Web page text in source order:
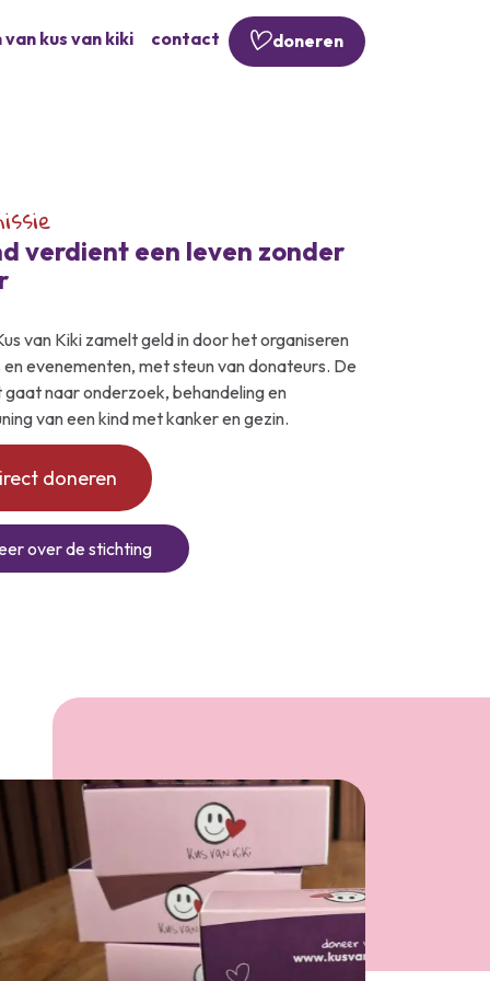
kus van kiki contact doneren
verdient een leven zonder
van Kiki zamelt geld in door het organiseren
evenementen, met steun van donateurs. De
naar onderzoek, behandeling en
van een kind met kanker en gezin.
doneren
over de stichting